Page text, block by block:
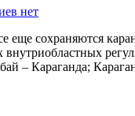
нет
сохраняются
– Караганда;